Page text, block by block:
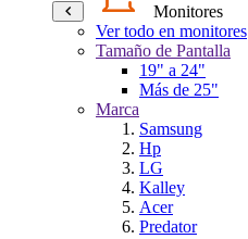
Monitores
Ver todo en monitores
Tamaño de Pantalla
19" a 24"
Más de 25"
Marca
Samsung
Hp
LG
Kalley
Acer
Predator